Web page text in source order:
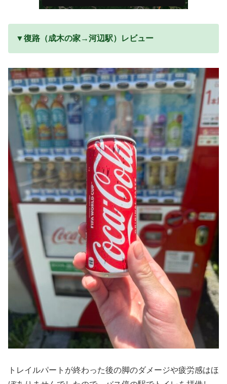
▼復路（成木の家→河辺駅）レビュー
トレイルパートが終わった後の脚のダメージや疲労感はほ